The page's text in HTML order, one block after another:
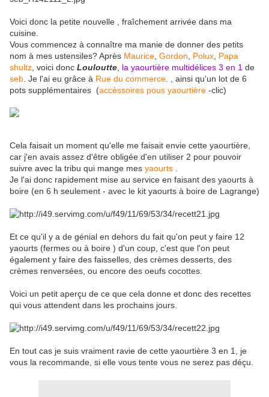
Voici donc la petite nouvelle , fraîchement arrivée dans ma
cuisine.
Vous commencez à connaître ma manie de donner des petits
nom à mes ustensiles? Après Maurice Gordon Polux Papa
shultz , voici donc Louloutte la yaourtière multidélices 3 en 1 de
seb . Je l'ai eu grâce à Rue du commerce . , ainsi qu'un lot de 6
pots supplémentaires (accèssoires pous yaourtière -clic)
Cela faisait un moment qu'elle me faisait envie cette yaourtière,
car j'en avais assez d'être obligée d'en utiliser 2 pour pouvoir
suivre avec la tribu qui mange mes yaourts
Je l'ai donc rapidement mise au service en faisant des yaourts à
boire (en 6 h seulement - avec le kit yaourts à boire de Lagrange)
Et ce qu'il y a de génial en dehors du fait qu'on peut y faire 12
yaourts (fermes ou à boire ) d'un coup, c'est que l'on peut
également y faire des faisselles, des crèmes desserts, des
crèmes renversées, ou encore des oeufs cocottes.
Voici un petit aperçu de ce que cela donne et donc des recettes
qui vous attendent dans les prochains jours.
En tout cas je suis vraiment ravie de cette yaourtière 3 en 1, je
vous la recommande, si elle vous tente vous ne serez pas déçu.